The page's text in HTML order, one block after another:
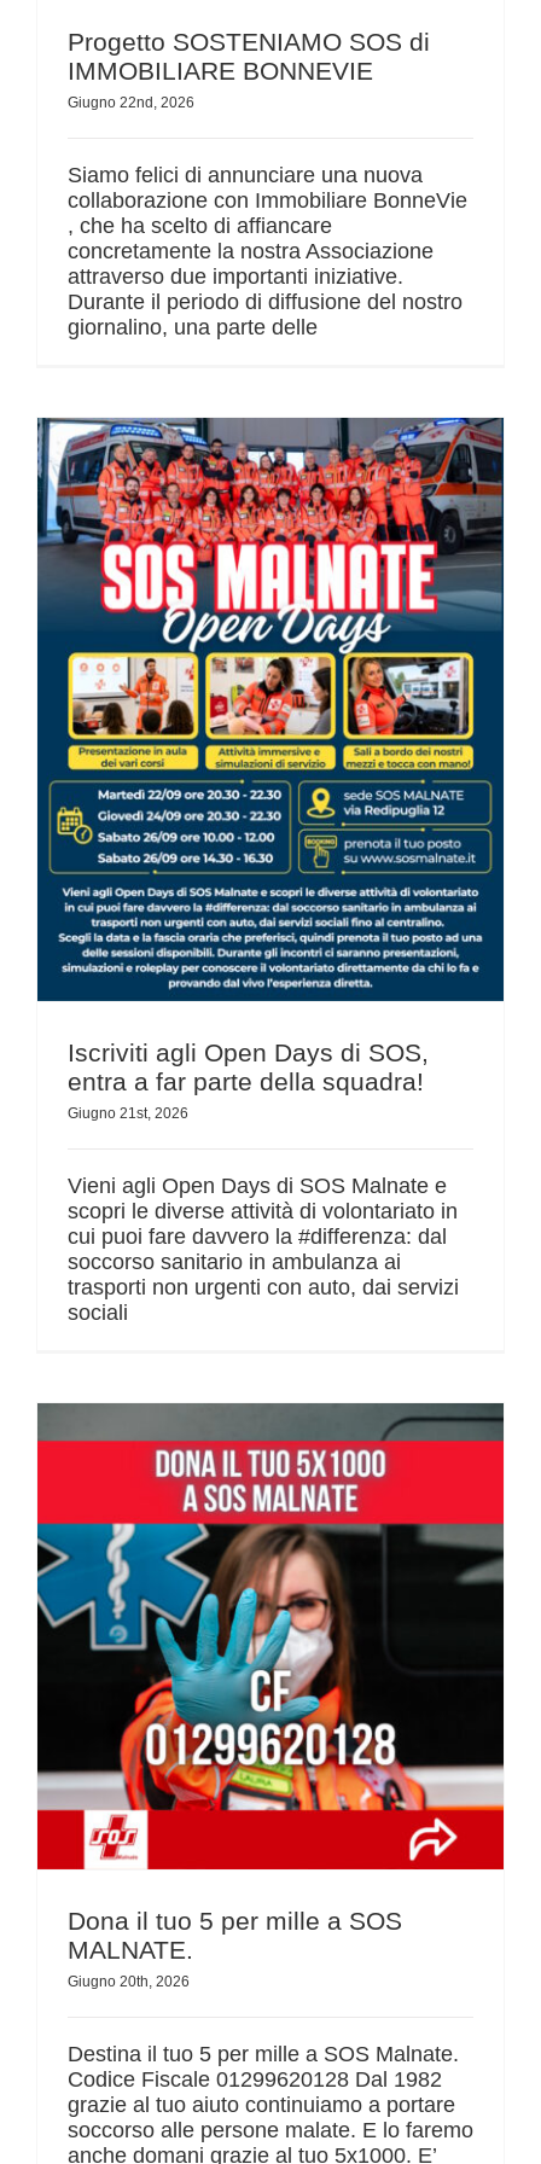
Progetto SOSTENIAMO SOS di
IMMOBILIARE BONNEVIE
Giugno 22nd, 2026
Siamo felici di annunciare una nuova
collaborazione con Immobiliare BonneVie
, che ha scelto di affiancare
concretamente la nostra Associazione
attraverso due importanti iniziative.
Durante il periodo di diffusione del nostro
giornalino, una parte delle
Iscriviti agli Open Days di SOS,
entra a far parte della squadra!
Giugno 21st, 2026
Vieni agli Open Days di SOS Malnate e
scopri le diverse attività di volontariato in
cui puoi fare davvero la #differenza: dal
soccorso sanitario in ambulanza ai
trasporti non urgenti con auto, dai servizi
sociali
Dona il tuo 5 per mille a SOS
MALNATE.
Giugno 20th, 2026
Destina il tuo 5 per mille a SOS Malnate.
Codice Fiscale 01299620128 Dal 1982
grazie al tuo aiuto continuiamo a portare
soccorso alle persone malate. E lo faremo
anche domani grazie al tuo 5x1000. E’